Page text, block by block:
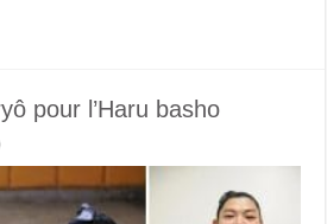
pour l’Haru basho